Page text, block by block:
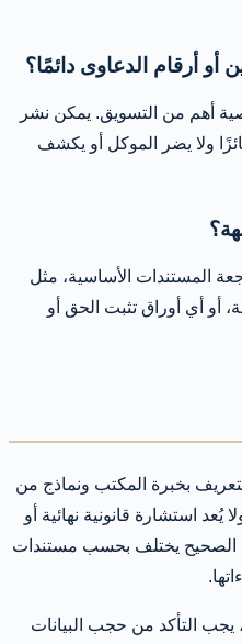
أو أرقام الدعاوى دائمًا؟
أهم من التسويق. يمكن نشر
ولا يضر الموكل أو يكشف
المستندات الأساسية، مثل
أو أي أوراق تثبت الحق أو
بخبرة المكتب ونماذج من
يُعد استشارة قانونية نهائية أو
الصحيح يختلف بحسب مستندات
التأكد من حجب البيانات